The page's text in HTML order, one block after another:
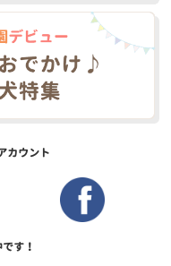
カウント
す！